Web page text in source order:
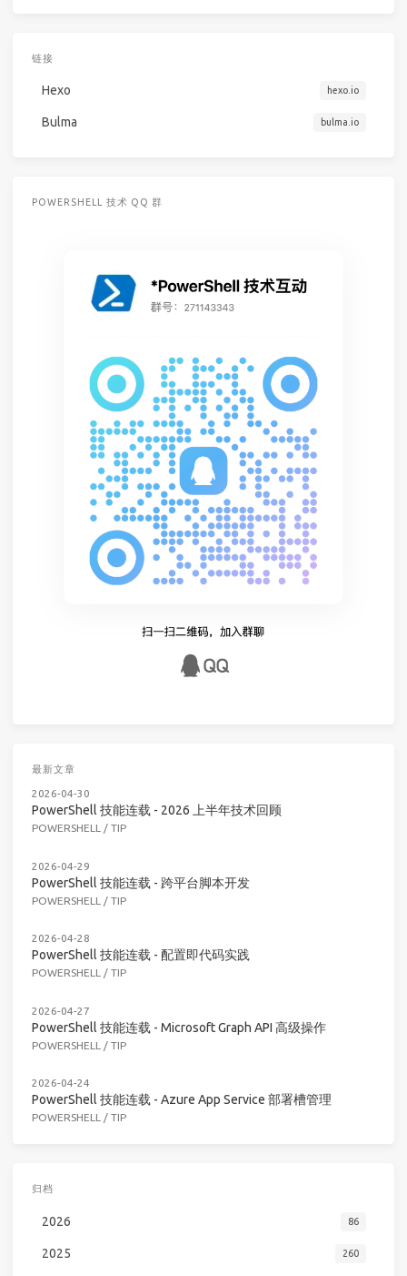
链接
Hexo hexo.io
Bulma bulma.io
POWERSHELL 技术 QQ 群
最新文章
2026-04-30
PowerShell 技能连载 - 2026 上半年技术回顾
POWERSHELL / TIP
2026-04-29
PowerShell 技能连载 - 跨平台脚本开发
POWERSHELL / TIP
2026-04-28
PowerShell 技能连载 - 配置即代码实践
POWERSHELL / TIP
2026-04-27
PowerShell 技能连载 - Microsoft Graph API 高级操作
POWERSHELL / TIP
2026-04-24
PowerShell 技能连载 - Azure App Service 部署槽管理
POWERSHELL / TIP
归档
2026 86
2025 260